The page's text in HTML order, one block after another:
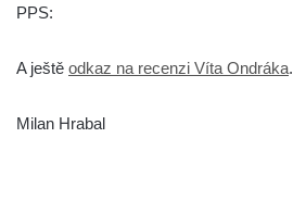
PPS:
A ještě odkaz na recenzi Víta Ondráka.
Milan Hrabal